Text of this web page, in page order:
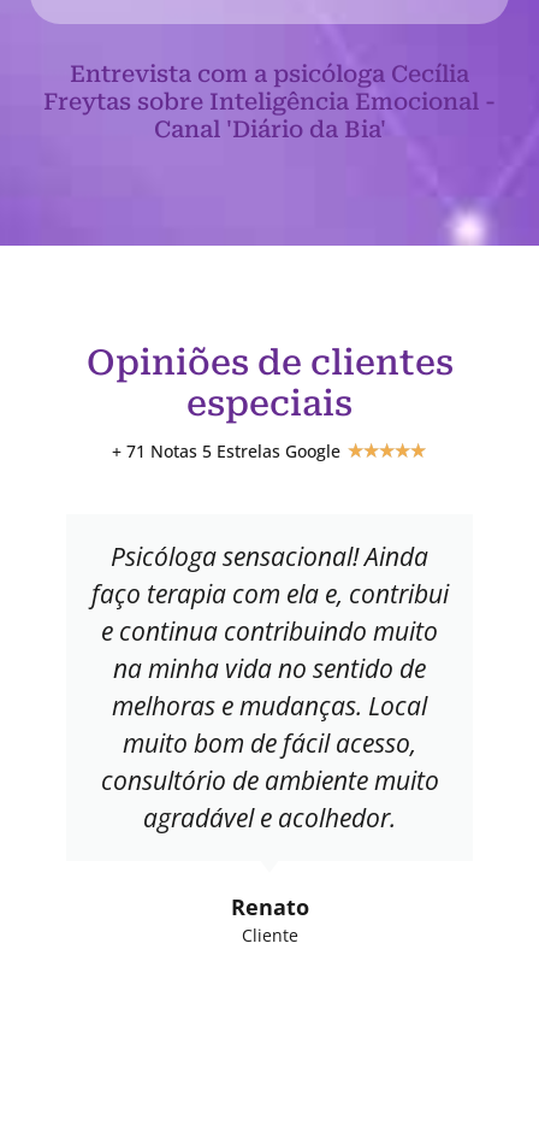
Entrevista com a psicóloga Cecília
Freytas sobre Inteligência Emocional -
Canal 'Diário da Bia'
Opiniões de clientes
especiais
+ 71 Notas 5 Estrelas Google ★★★★★
Psicóloga sensacional! Ainda
faço terapia com ela e, contribui
e continua contribuindo muito
na minha vida no sentido de
melhoras e mudanças. Local
muito bom de fácil acesso,
consultório de ambiente muito
agradável e acolhedor.
Renato
Cliente